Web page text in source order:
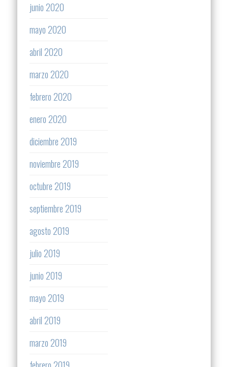
junio 2020
mayo 2020
abril 2020
marzo 2020
febrero 2020
enero 2020
diciembre 2019
noviembre 2019
octubre 2019
septiembre 2019
agosto 2019
julio 2019
junio 2019
mayo 2019
abril 2019
marzo 2019